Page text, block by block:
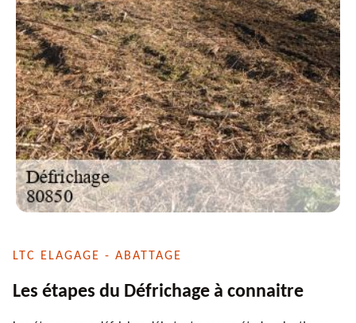
LTC ELAGAGE - ABATTAGE
Les étapes du Défrichage à connaitre